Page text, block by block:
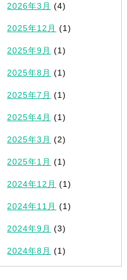
2026年3月 (4)
2025年12月 (1)
2025年9月 (1)
2025年8月 (1)
2025年7月 (1)
2025年4月 (1)
2025年3月 (2)
2025年1月 (1)
2024年12月 (1)
2024年11月 (1)
2024年9月 (3)
2024年8月 (1)